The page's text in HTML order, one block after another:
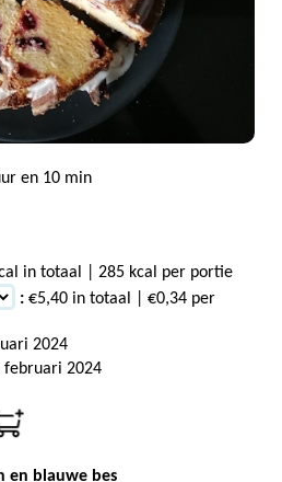
en 10 min
in totaal | 285 kcal per portie
: €5,40 in totaal | €0,34 per
2024
februari 2024
en blauwe bes